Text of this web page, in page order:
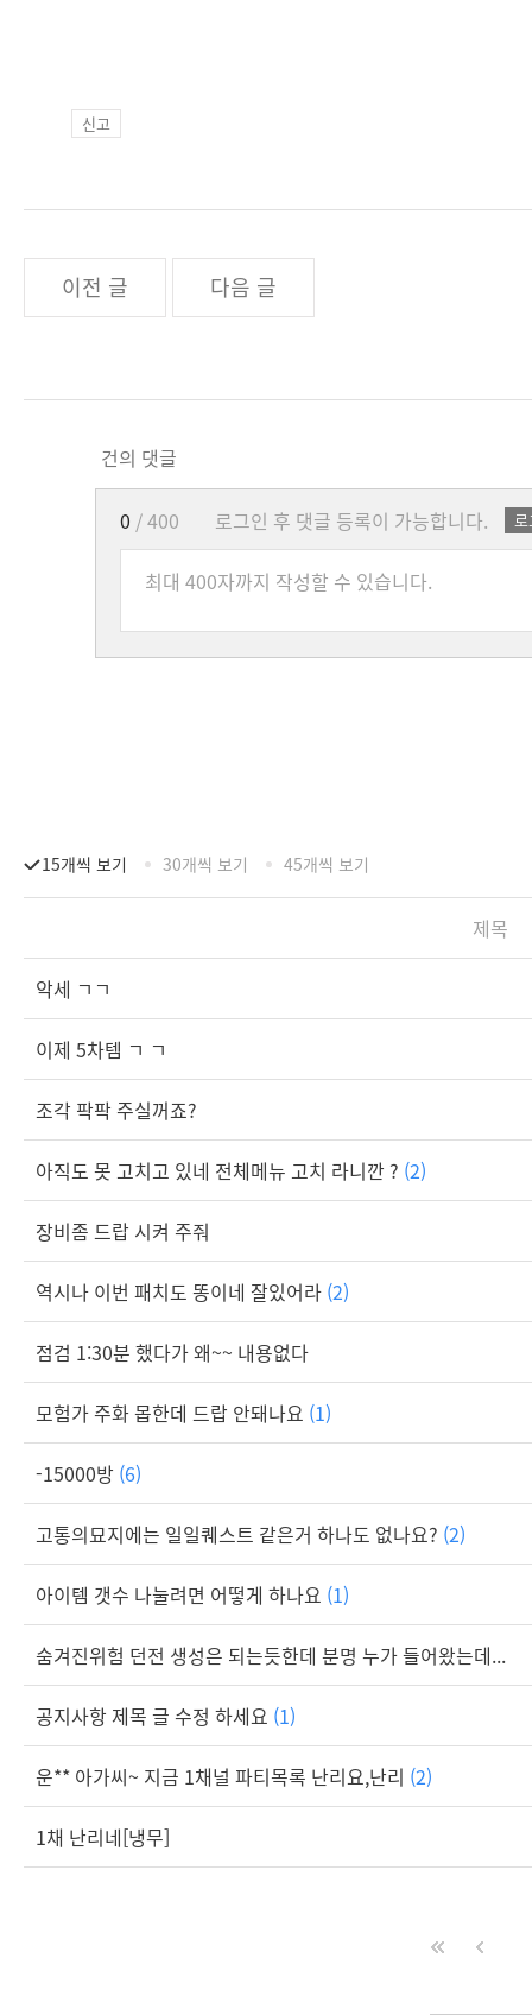
신고
이전 글 다음 글
건의 댓글
로그인 후 댓글 등록이 가능합니다.
0 / 400
15개씩 보기 30개씩 보기 45개씩 보기
제목
악세 ㄱㄱ
이제 5차템 ㄱ ㄱ
조각 팍팍 주실꺼죠?
아직도 못 고치고 있네 전체메뉴 고치 라니깐 ? (2)
장비좀 드랍 시켜 주줘
역시나 이번 패치도 똥이네 잘있어라 (2)
점검 1:30분 했다가 왜~~ 내용없다
모험가 주화 몹한데 드랍 안돼나요 (1)
-15000방 (6)
고통의묘지에는 일일퀘스트 같은거 하나도 없나요? (2)
아이템 갯수 나눌려면 어떻게 하나요 (1)
숨겨진위험 던전 생성은 되는듯한데 분명 누가 들어왔는데...
공지사항 제목 글 수정 하세요 (1)
운** 아가씨~ 지금 1채널 파티목록 난리요,난리 (2)
1채 난리네[냉무]